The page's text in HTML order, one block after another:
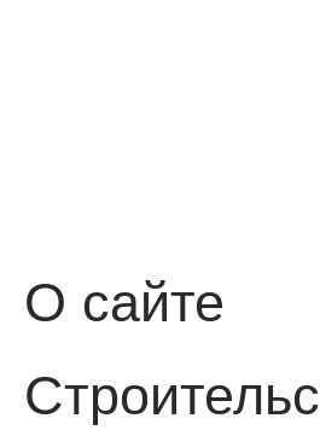
О сайте